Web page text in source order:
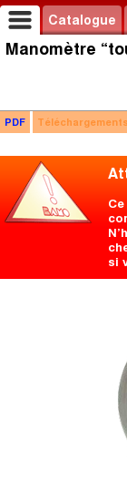
Catalogue
Manomètre
PDF Téléchargements
si